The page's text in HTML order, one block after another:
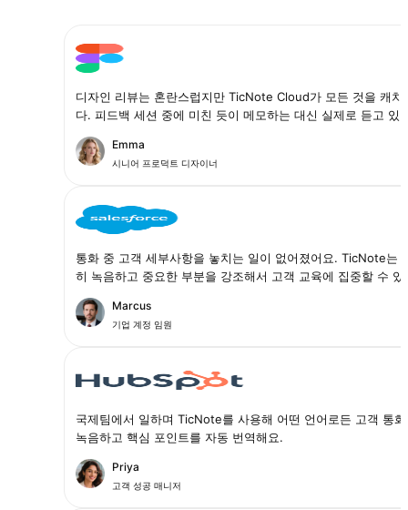
디자인 리뷰는 혼란스럽지만 TicNote Cloud가 모든 것을 캐치
다. 피드백 세션 중에 미친 듯이 메모하는 대신 실제로 듣고 있
Emma
시니어 프로덕트 디자이너
통화 중 고객 세부사항을 놓치는 일이 없어졌어요. TicNote는
히 녹음하고 중요한 부분을 강조해서 고객 교육에 집중할 수 있
Marcus
기업 계정 임원
국제팀에서 일하며 TicNote를 사용해 어떤 언어로든 고객 통
녹음하고 핵심 포인트를 자동 번역해요.
Priya
고객 성공 매니저